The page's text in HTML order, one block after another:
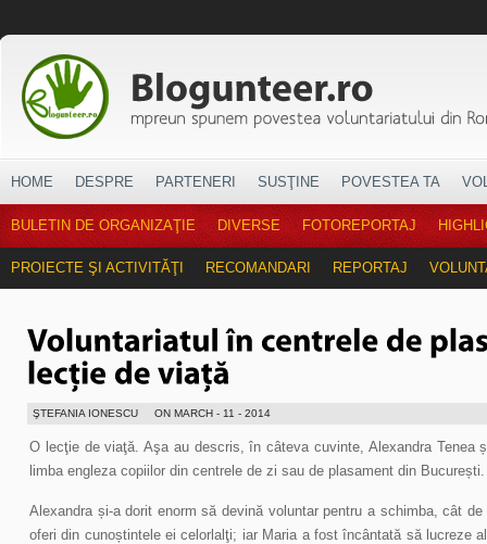
HOME DESPRE PARTENERI SUSŢINE POVESTEA TA
BULETIN DE ORGANIZAŢIE DIVERSE FOTOREPORTAJ
PROIECTE ŞI ACTIVITĂŢI RECOMANDARI REPORTAJ
ŞTEFANIA IONESCU ON MARCH - 11 - 2014
O lecţie de viaţă. Aşa au descris, în câteva cuvinte, Alexandra Tenea
limba engleza copiilor din centrele de zi sau de plasament din București.
Alexandra și-a dorit enorm să devină voluntar pentru a schimba, cât
oferi din cunoștintele ei celorlalţi; iar Maria a fost încântată să lucreze